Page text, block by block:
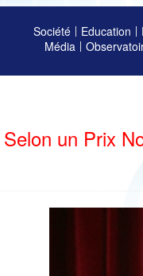
Société Education
Média
Selon un Prix